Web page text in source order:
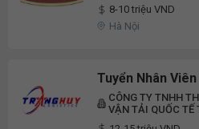
8-10 triệu VND
Hà Nội
Tuyển Nhân
CÔNG TY TNHH
VẬN TẢI QUỐC TẾ